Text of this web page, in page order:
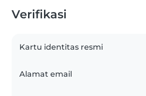
Verifikasi
Kartu identitas resmi
Alamat email